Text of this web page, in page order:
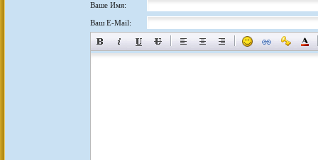
Ваше Имя:
Ваш E-Mail: